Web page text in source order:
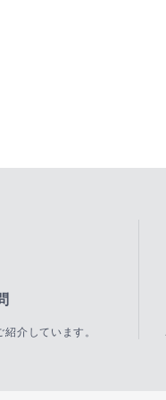
介しています。